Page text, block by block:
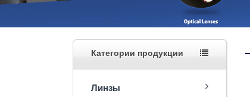
Категории продукции
Линзы